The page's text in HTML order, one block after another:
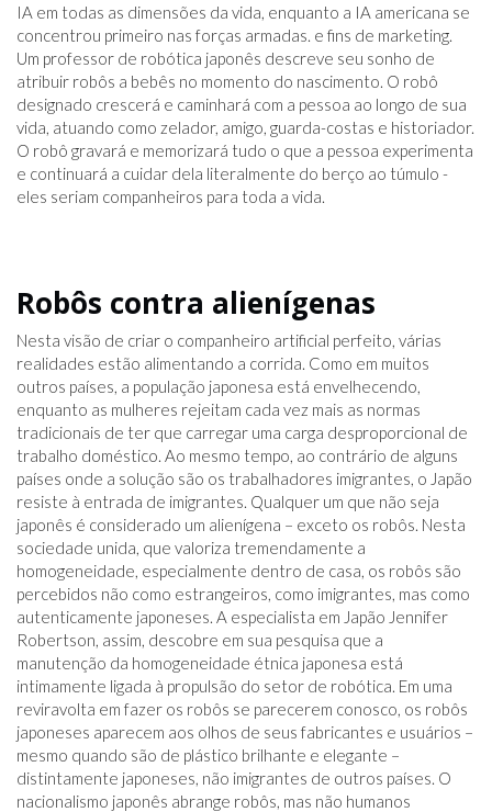
IA ​​em todas as dimensões da vida, enquanto a IA americana se
concentrou primeiro nas forças armadas. e fins de marketing.
Um professor de robótica japonês descreve seu sonho de
atribuir robôs a bebês no momento do nascimento. O robô
designado crescerá e caminhará com a pessoa ao longo de sua
vida, atuando como zelador, amigo, guarda-costas e historiador.
O robô gravará e memorizará tudo o que a pessoa experimenta
e continuará a cuidar dela literalmente do berço ao túmulo -
eles seriam companheiros para toda a vida.
Robôs contra alienígenas
Nesta visão de criar o companheiro artificial perfeito, várias
realidades estão alimentando a corrida. Como em muitos
outros países, a população japonesa está envelhecendo,
enquanto as mulheres rejeitam cada vez mais as normas
tradicionais de ter que carregar uma carga desproporcional de
trabalho doméstico. Ao mesmo tempo, ao contrário de alguns
países onde a solução são os trabalhadores imigrantes, o Japão
resiste à entrada de imigrantes. Qualquer um que não seja
japonês é considerado um alienígena – exceto os robôs. Nesta
sociedade unida, que valoriza tremendamente a
homogeneidade, especialmente dentro de casa, os robôs são
percebidos não como estrangeiros, como imigrantes, mas como
autenticamente japoneses. A especialista em Japão Jennifer
Robertson, assim, descobre em sua pesquisa que a
manutenção da homogeneidade étnica japonesa está
intimamente ligada à propulsão do setor de robótica. Em uma
reviravolta em fazer os robôs se parecerem conosco, os robôs
japoneses aparecem aos olhos de seus fabricantes e usuários –
mesmo quando são de plástico brilhante e elegante –
distintamente japoneses, não imigrantes de outros países. O
nacionalismo japonês abrange robôs, mas não humanos